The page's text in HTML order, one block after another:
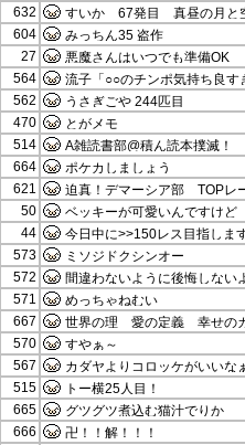
632
すいか 67発目 真昼の月と
604
みっちん35 盗作
27
悪魔さんはいつでも準備OK
564
流子「○○のチンポ気持ち良
562
うさぎごや 244匹目
470
とがメモ
514
A雑読書部@積ん読本撲滅！
664
ポケカしましょう
621
迫真！デマーシア部 TOPレ
50
ベッキーが可愛いんですけど
44
今日中に>>150レス目指しま
573
ミソジドクシンオー
572
間違わないように後悔しない
571
めっちゃねむい
667
世界の理 愛の定義 幸せの
570
すやぁ～
567
カダヤよりコロッケがいいな
515
トー横25人目！
665
グツグツ煮込む猫汁でりか
666
卍！！解！！！